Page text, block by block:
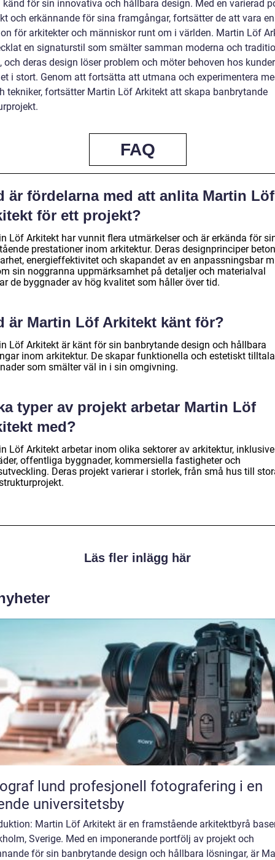
känd för sin innovativa och hållbara design. Med en varierad
och erkännande för sina framgångar, fortsätter de att vara en
för arkitekter och människor runt om i världen. Martin Löf
en signaturstil som smälter samman moderna och
och deras design löser problem och möter behoven hos
i stort. Genom att fortsätta att utmana och experimentera
tekniker, fortsätter Martin Löf Arkitekt att skapa banbrytande
FAQ
är fördelarna med att anlita Martin Löf
för ett projekt?
Löf Arkitekt har vunnit flera utmärkelser och är erkända för
prestationer inom arkitektur. Deras designprinciper
energieffektivitet och skapandet av en anpassningsbar
sin noggranna uppmärksamhet på detaljer och materialval
de byggnader av hög kvalitet som håller över tid.
är Martin Löf Arkitekt känt för?
Löf Arkitekt är känt för sin banbrytande design och hållbara
inom arkitektur. De skapar funktionella och estetiskt
som smälter väl in i sin omgivning.
typer av projekt arbetar Martin Löf
med?
Löf Arkitekt arbetar inom olika sektorer av arkitektur, inklusive
offentliga byggnader, kommersiella fastigheter och
Deras projekt varierar i storlek, från små hus till
Läs fler inlägg här
profesjonell fotografering i en
universitetsby
Martin Löf Arkitekt är en framstående arkitektbyrå
Sverige. Med en imponerande portfölj av projekt och
för sin banbrytande design och hållbara lösningar, är